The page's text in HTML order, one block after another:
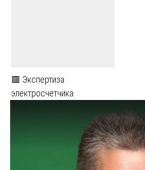
🟥 Экспертиза
электросчетчика